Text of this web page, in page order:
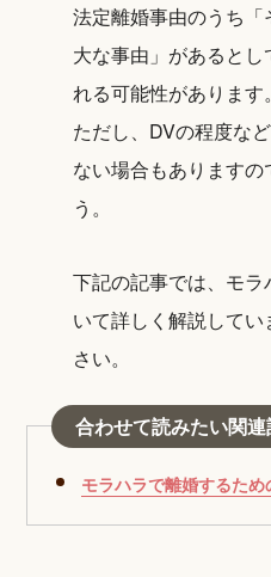
法定離婚事由のうち
大な事由」があると
れる可能性があります。
ただし、DVの程度な
ない場合もあります
う。
下記の記事では、モ
いて詳しく解説して
さい。
合わせて読みたい関
モラハラで離婚するため